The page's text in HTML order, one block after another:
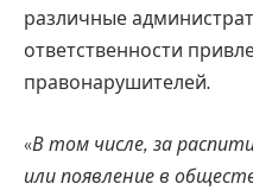
различные
ответственности
правонарушителей.
«В том числе, за
или появление в